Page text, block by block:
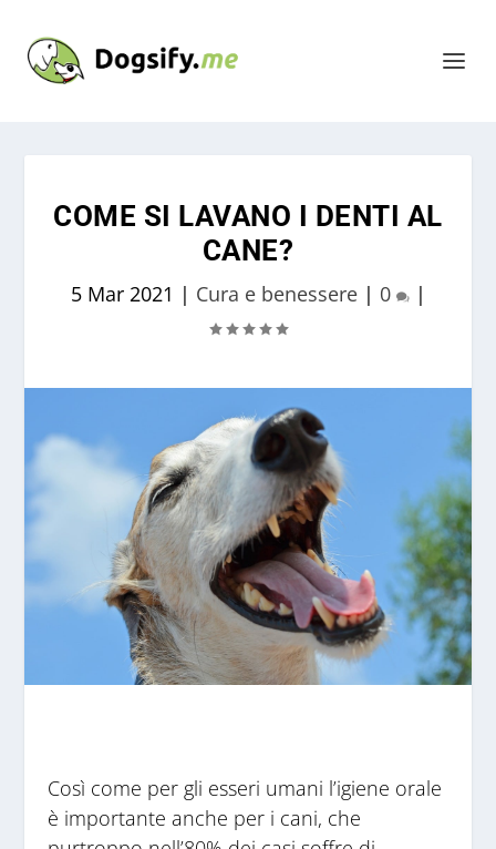
COME SI LAVANO I DENTI AL
CANE?
5 Mar 2021 | Cura e benessere| 0 |
Così come per gli esseri umani l’igiene orale
è importante anche per i cani, che